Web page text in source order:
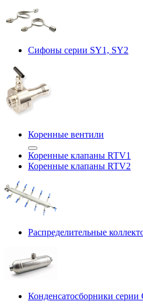
Сифоны серии SY1, SY2
Коренные вентили
Коренные клапаны RTV1
Коренные клапаны RTV2
Распределительные
Конденсатосборники серии